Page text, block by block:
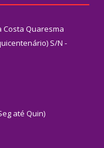
Costa Quaresma
S/N -
até Quin)